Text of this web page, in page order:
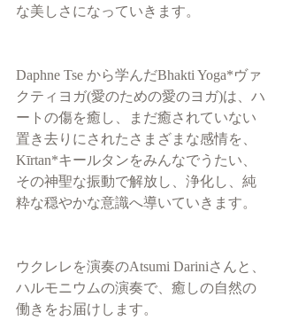
な美しさになっていきます。
Daphne Tse から学んだBhakti Yoga*ヴァ
クティヨガ(愛のための愛のヨガ)は、ハ
ートの傷を癒し、まだ癒されていない
置き去りにされたさまざまな感情を、
Kīrtan*キールタンをみんなでうたい、
その神聖な振動で解放し、浄化し、純
粋な穏やかな意識へ導いていきます。
ウクレレを演奏のAtsumi Dariniさんと、
ハルモニウムの演奏で、癒しの自然の
働きをお届けします。